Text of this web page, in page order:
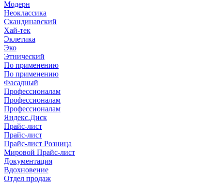
Модерн
Неоклассика
Скандинавский
Хай-тек
Эклетика
Эко
Этнический
По применению
По применению
Фасадный
Профессионалам
Профессионалам
Профессионалам
Яндекс.Диск
Прайс-лист
Прайс-лист
Прайс-лист Розница
Мировой Прайс-лист
Документация
Вдохновение
Отдел продаж